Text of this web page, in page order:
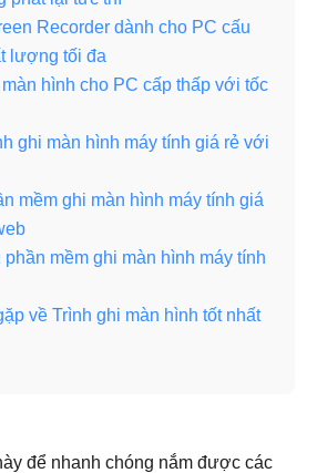
Recorder dành cho PC cấu
lượng tối đa
hình cho PC cấp thấp với tốc
ghi màn hình máy tính giá rẻ với
mềm ghi màn hình máy tính giá
mềm ghi màn hình máy tính
về Trình ghi màn hình tốt nhất
để nhanh chóng nắm được các